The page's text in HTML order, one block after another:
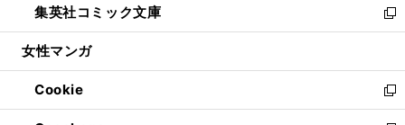
く
で
開
ド
ウ
開
く
ィ
ン
ウ
で
開
い
ウ
ン
ド
ウ
集英社コミック文庫
新
し
ウ
ィ
ン
女性マンガ
Cookie
新
し